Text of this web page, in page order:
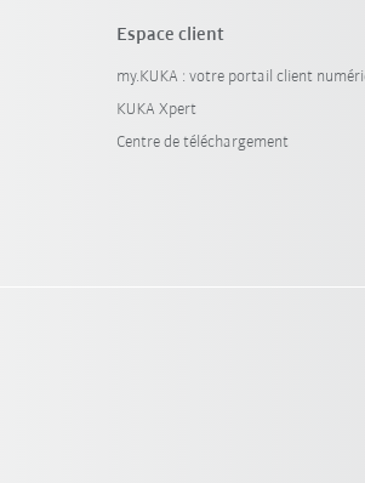
Espace client
my.KUKA : votre portail client
KUKA Xpert
Centre de téléchargement